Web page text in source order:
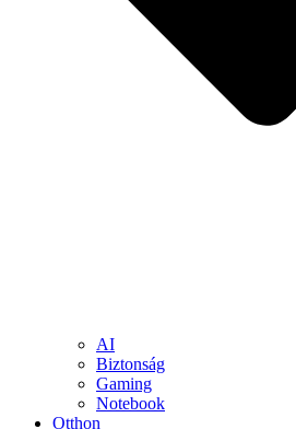
AI
Biztonság
Gaming
Notebook
Otthon